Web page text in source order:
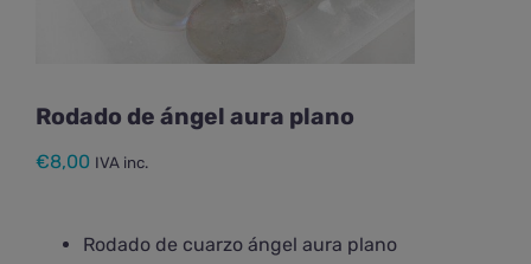
Rodado de ángel aura plano
€8,00 IVA inc.
Rodado de cuarzo ángel aura plano